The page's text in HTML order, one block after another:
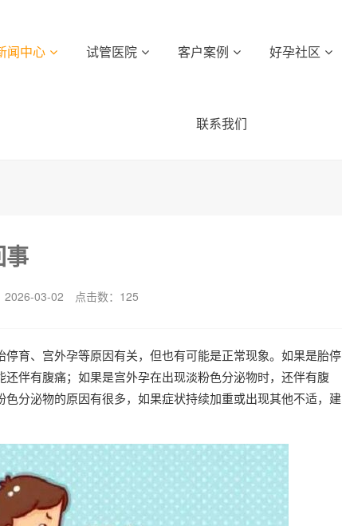
闻中心 试管医院 客户案例 好孕社区
联系我们
事
2026-03-02 点击数： 125
育、宫外孕等原因有关，但也有可能是正常现象。如果是胎停
伴有腹痛；如果是宫外孕在出现淡粉色分泌物时，还伴有腹
分泌物的原因有很多，如果症状持续加重或出现其他不适，建